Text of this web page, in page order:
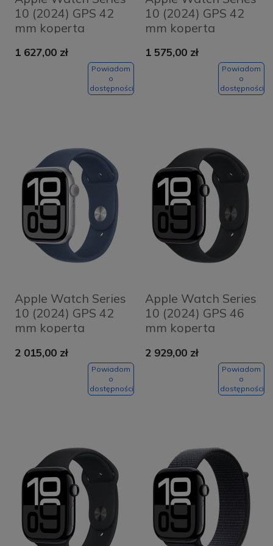
10 (2024) GPS 42
mm koperta
pasek Blue Cloud
1 627,00 zł
Powiadom
o
dostępności
10 (2024) GPS 42
mm koperta
pasek Denim Sport
1 575,00 zł
Powiadom
o
dostępności
Apple Watch Series
10 (2024) GPS 42
mm koperta
pasek Denim Sport
2 015,00 zł
Powiadom
o
dostępności
Apple Watch Series
10 (2024) GPS 46
mm koperta
Black + pasek
Black Sport Band
2 929,00 zł
Powiadom
o
dostępności